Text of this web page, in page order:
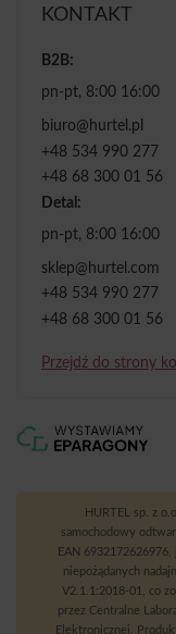
KONTAKT
B2B:
pn-pt, 8:00 16:00
biuro@hurtel.pl
+48 534 990 277
+48 68 300 01 56
Detal:
pn-pt, 8:00 16:00
sklep@hurtel.com
+48 534 990 277
+48 68 300 01 56
Przejdź do strony
HURTEL sp. z
samochodowy
EAN
niepożądanych
V2.1.1:2018-01, co
przez Centralne
Elektronicznej.